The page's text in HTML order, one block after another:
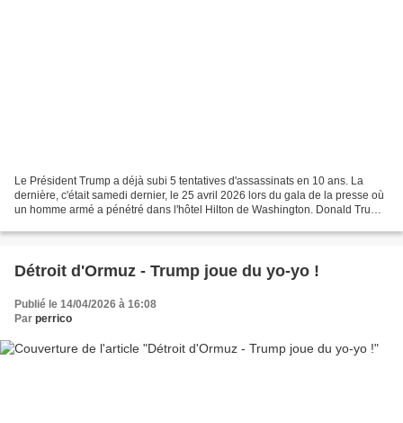
Le Président Trump a déjà subi 5 tentatives d'assassinats en 10 ans. La
dernière, c'était samedi dernier, le 25 avril 2026 lors du gala de la presse où
un homme armé a pénétré dans l'hôtel Hilton de Washington. Donald Trump
Détroit d'Ormuz - Trump joue du yo-yo !
Publié le 14/04/2026 à 16:08
Par perrico